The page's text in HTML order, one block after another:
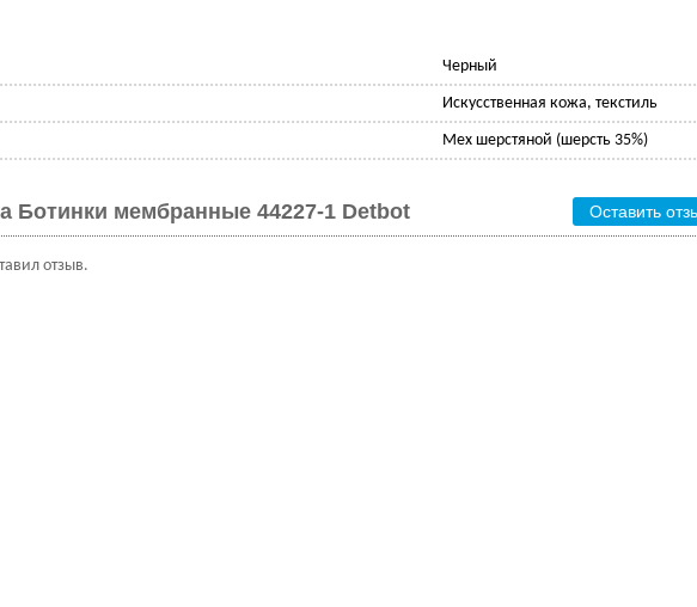
Черный
Искусственная кожа, текстиль
Мех шерстяной (шерсть 35%)
Ботинки мембранные 44227-1 Detbot Оставить
отзыв.